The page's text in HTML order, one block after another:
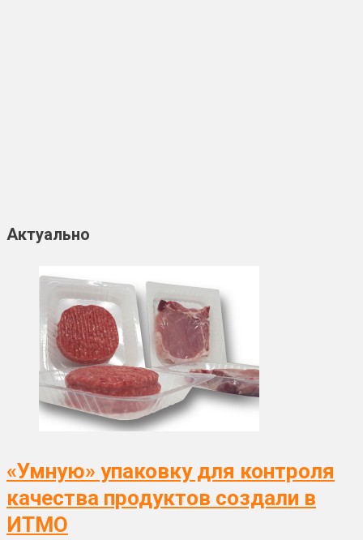
Актуально
«Умную» упаковку для контроля
качества продуктов создали в
ИТМО